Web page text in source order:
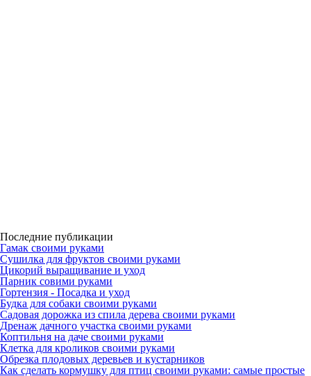
Последние публикации
Гамак своими руками
Сушилка для фруктов своими руками
Цикорий выращивание и уход
Парник совими руками
Гортензия - Посадка и уход
Будка для собаки своими руками
Садовая дорожка из спила дерева своими руками
Дренаж дачного участка своими руками
Коптильня на даче своими руками
Клетка для кроликов своими руками
Обрезка плодовых деревьев и кустарников
Как сделать кормушку для птиц своими руками: самые простые